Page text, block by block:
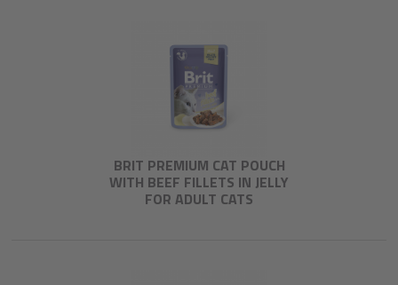
BRIT PREMIUM CAT POUCH
WITH BEEF FILLETS IN JELLY
FOR ADULT CATS